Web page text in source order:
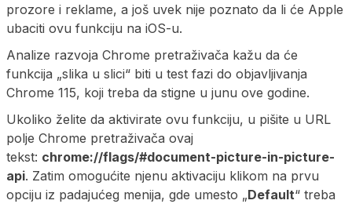
prozore i reklame, a još uvek nije poznato da li će Apple
ubaciti ovu funkciju na iOS-u.
Analize razvoja Chrome pretraživača kažu da će
funkcija „slika u slici“ biti u test fazi do objavljivanja
Chrome 115, koji treba da stigne u junu ove godine.
Ukoliko želite da aktivirate ovu funkciju, u pišite u URL
polje Chrome pretraživača ovaj
tekst: chrome://flags/#document-picture-in-picture-
api. Zatim omogućite njenu aktivaciju klikom na prvu
opciju iz padajućeg menija, gde umesto „Default“ treba